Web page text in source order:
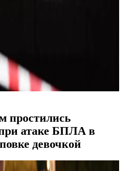
простились
атаке БПЛА в
девочкой